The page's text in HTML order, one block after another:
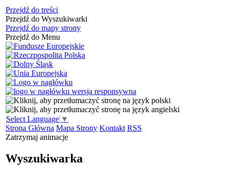
Przejdź do treści
Przejdź do Wyszukiwarki
Przejdź do mapy strony
Przejdź do Menu
Select Language ▼
Strona Główna Mapa Strony Kontakt RSS
Zatrzymaj animacje
Wyszukiwarka